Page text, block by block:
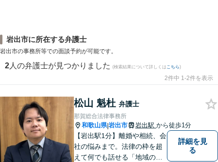
岩出市に所在する弁護士
岩出市の事務所等での面談予約が可能です。
2 人の弁護士が見つかりました (検索結果について詳しくは こちら)
2件中 1-2件を表示
松山 魁杜 弁護士
那賀総合法律事務所
和歌山県|岩出市 岩出駅 から徒歩1分
【岩出駅1分】離婚や相続、会
社の悩みまで。法律の枠を超
えて何でも話せる「地域のか
詳細を見
る